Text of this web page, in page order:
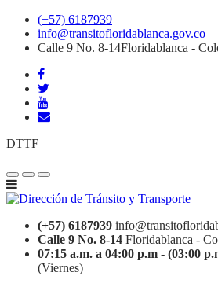
(+57) 6187939
info@transitofloridablanca.gov.co
Calle 9 No. 8-14Floridablanca -
DTTF
(+57) 6187939
Calle 9 No. 8-14 Floridablanca -
07:15 a.m. a 04:00 p.m - (03:00
(Viernes)